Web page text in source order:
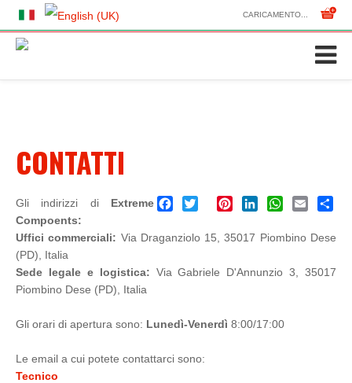
CARICAMENTO...
CONTATTI
a
e
k
w
i
t
s
n
h
p
m
i
h
r
Gli indirizzi di Extreme
Compoents:
Uffici commerciali: Via Draganziolo 15, 35017 Piombino Dese
(PD), Italia
Sede legale e logistica: Via Gabriele D'Annunzio 3, 35017
Piombino Dese (PD), Italia
Gli orari di apertura sono: Lunedì-Venerdì 8:00/17:00
Le email a cui potete contattarci sono:
Tecnico